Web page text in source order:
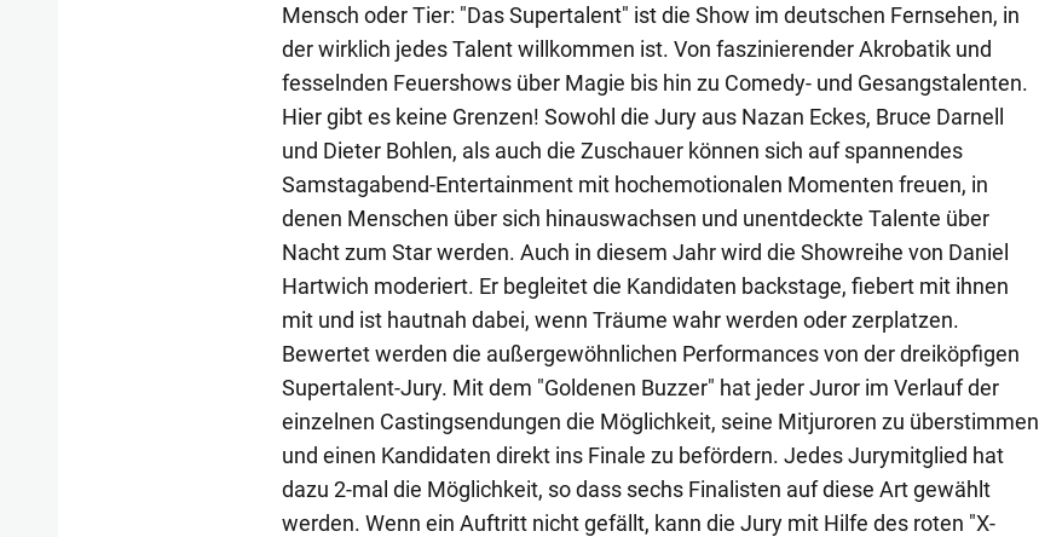
Mensch oder Tier: "Das Supertalent" ist die Show im deutschen Fernsehen, in
der wirklich jedes Talent willkommen ist. Von faszinierender Akrobatik und
fesselnden Feuershows über Magie bis hin zu Comedy- und Gesangstalenten.
Hier gibt es keine Grenzen! Sowohl die Jury aus Nazan Eckes, Bruce Darnell
und Dieter Bohlen, als auch die Zuschauer können sich auf spannendes
Samstagabend-Entertainment mit hochemotionalen Momenten freuen, in
denen Menschen über sich hinauswachsen und unentdeckte Talente über
Nacht zum Star werden. Auch in diesem Jahr wird die Showreihe von Daniel
Hartwich moderiert. Er begleitet die Kandidaten backstage, fiebert mit ihnen
mit und ist hautnah dabei, wenn Träume wahr werden oder zerplatzen.
Bewertet werden die außergewöhnlichen Performances von der dreiköpfigen
Supertalent-Jury. Mit dem "Goldenen Buzzer" hat jeder Juror im Verlauf der
einzelnen Castingsendungen die Möglichkeit, seine Mitjuroren zu überstimmen
und einen Kandidaten direkt ins Finale zu befördern. Jedes Jurymitglied hat
dazu 2-mal die Möglichkeit, so dass sechs Finalisten auf diese Art gewählt
werden. Wenn ein Auftritt nicht gefällt, kann die Jury mit Hilfe des roten "X-